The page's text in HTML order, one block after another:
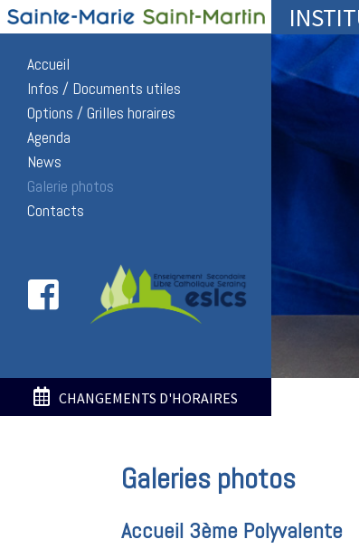
Accueil
Infos / Documents utiles
Options / Grilles horaires
Agenda
News
Galerie photos
Contacts
CHANGEMENTS D'HORAIRES
Galeries photos
Accueil 3ème Polyvalente